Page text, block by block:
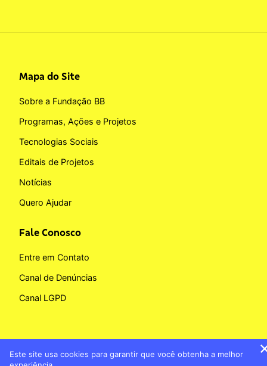
Mapa do Site
Sobre a Fundação BB
Programas, Ações e Projetos
Tecnologias Sociais
Editais de Projetos
Notícias
Quero Ajudar
Fale Conosco
Entre em Contato
Canal de Denúncias
Canal LGPD
Este site usa cookies para garantir que você obtenha a melhor